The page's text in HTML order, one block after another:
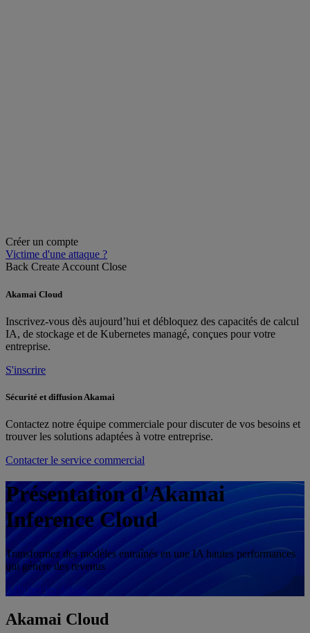
Créer un compte
Victime d'une attaque ?
Back Create Account Close
Akamai Cloud
Inscrivez-vous dès aujourd’hui et débloquez des capacités de calcul
IA, de stockage et de Kubernetes managé, conçues pour votre
entreprise.
S'inscrire
Sécurité et diffusion Akamai
Contactez notre équipe commerciale pour discuter de vos besoins et
trouver les solutions adaptées à votre entreprise.
Contacter le service commercial
Présentation d'Akamai
Inference Cloud
Transformez des modèles entraînés en une IA hautes performances
qui génère des revenus
Afficher les détails
Akamai Cloud